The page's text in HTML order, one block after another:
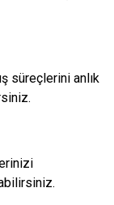
süreçlerini anlık